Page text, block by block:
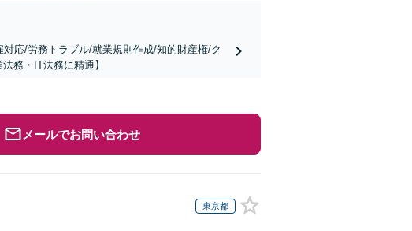
応/労務トラブル/就業規則作成/知的財産権/ク
務・IT法務に精通】
メールでお問い合わせ
東京都